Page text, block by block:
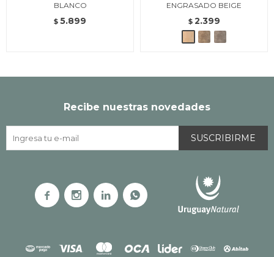
BLANCO
$ 5.899
ENGRASADO BEIGE
$ 2.399
Recibe nuestras novedades
SUSCRIBIRME
   